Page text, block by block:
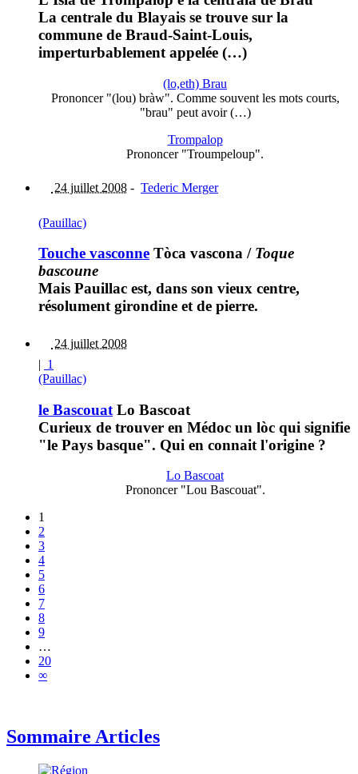
La centrale du Blayais se trouve sur la
commune de Braud-Saint-Louis,
imperturbablement appelée (…)
(lo,eth) Brau
Prononcer "(lou) bràw". Comme souvent les mots courts,
"brau" peut avoir (…)
Trompalop
Prononcer "Troumpeloup".
24 juillet 2008 - Tederic Merger
(Pauillac)
Touche vasconne Tòca vascona / Toque
bascoune
Mais Pauillac est, dans son vieux centre,
résolument girondine et de pierre.
24 juillet 2008
| 1
(Pauillac)
le Bascouat Lo Bascoat
Curieux de trouver en Médoc un lòc qui signifie
"le Pays basque". Qui en connait l'origine ?
Lo Bascoat
Prononcer "Lou Bascouat".
1
2
3
4
5
6
7
8
9
…
20
∞
Sommaire Articles